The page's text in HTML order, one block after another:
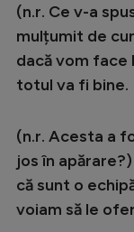
(n.r. Ce v-a
mulțumit de
dacă vom face
totul va fi bine.
(n.r. Acesta a
jos în
că sunt o
voiam să le